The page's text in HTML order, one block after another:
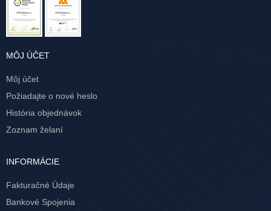
MÔJ ÚČET
Môj účet
Požiadajte o nové heslo
História objednávok
Zoznam želaní
INFORMÁCIE
Fakturačné Údaje
Bankové Spojenia